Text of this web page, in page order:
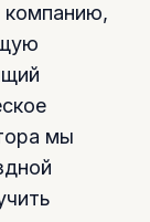
компанию,
мы